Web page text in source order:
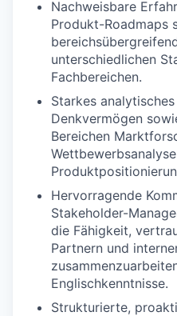
Nachweisbare
Produkt-Roadmaps
unterschiedlichen
Fachbereichen.
Starkes
Denkvermögen
Bereichen
Hervorragende
Stakeholder-
die Fähigkeit,
Partnern und
Englischkenntnisse.
Strukturierte,